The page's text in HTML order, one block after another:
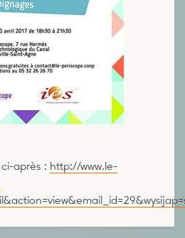
ci-après : http://www.le-